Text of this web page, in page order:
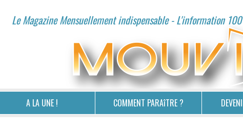
Le Magazine Mensuellement indispensable - L'information
A LA UNE ! COMMENT PARAîTRE ?